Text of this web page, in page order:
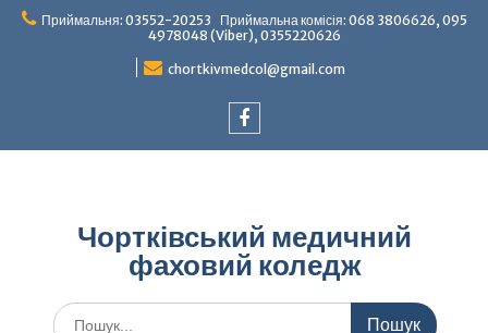
ПерейтиПриймальня: 03552-20253 Приймальна комісія: 068 3806626, 095
4978048 (Viber), 0355220626
chortkivmedcol@gmail.com
Чортківський медичний
фаховий коледж
Шукати: